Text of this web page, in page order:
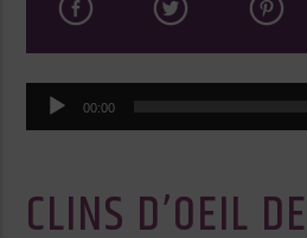
Lecteur
audio
00:00
CLINS D’OEIL